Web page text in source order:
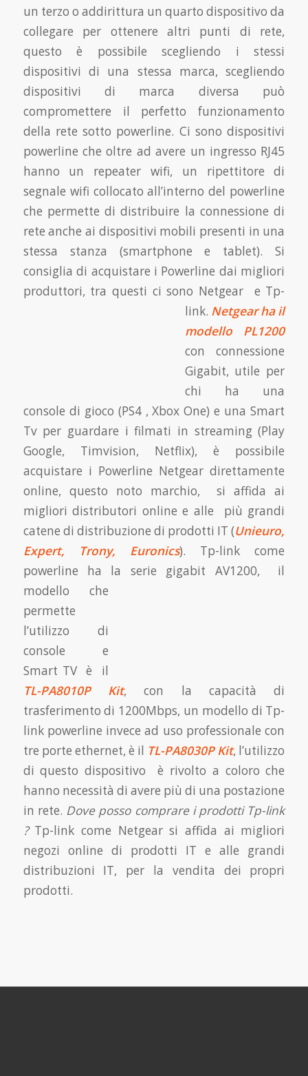
un terzo o addirittura un quarto dispositivo da
collegare per ottenere altri punti di rete,
questo è possibile scegliendo i stessi
dispositivi di una stessa marca, scegliendo
dispositivi di marca diversa può
compromettere il perfetto funzionamento
della rete sotto powerline. Ci sono dispositivi
powerline che oltre ad avere un ingresso RJ45
hanno un repeater wifi, un ripettitore di
segnale wifi collocato all’interno del powerline
che permette di distribuire la connessione di
rete anche ai dispositivi mobili presenti in una
stessa stanza (smartphone e tablet). Si
consiglia di acquistare i Powerline dai migliori
produttori, tra questi ci sono Netgear e Tp-
link. Netgear ha il
modello PL1200
con connessione
Gigabit, utile per
chi ha una
console di gioco (PS4 , Xbox One) e una Smart
Tv per guardare i filmati in streaming (Play
Google, Timvision, Netflix), è possibile
acquistare i Powerline Netgear direttamente
online, questo noto marchio, si affida ai
migliori distributori online e alle più grandi
catene di distribuzione di prodotti IT (Unieuro,
Expert, Trony, Euronics). Tp-link come
powerline ha la serie gigabit AV1200, il
modello che
permette
l’utilizzo di
console e
Smart TV è il
TL-PA8010P Kit, con la capacità di
trasferimento di 1200Mbps, un modello di Tp-
link powerline invece ad uso professionale con
tre porte ethernet, è il TL-PA8030P Kit, l’utilizzo
di questo dispositivo è rivolto a coloro che
hanno necessità di avere più di una postazione
in rete. Dove posso comprare i prodotti Tp-link
? Tp-link come Netgear si affida ai migliori
negozi online di prodotti IT e alle grandi
distribuzioni IT, per la vendita dei propri
prodotti.